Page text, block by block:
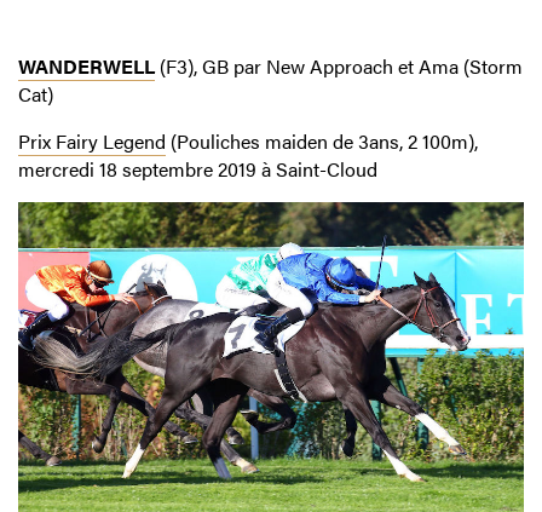
WANDERWELL(F3), GB par New Approach et Ama (Storm
Cat)
Prix Fairy Legend (Pouliches maiden de 3ans, 2 100m),
mercredi 18 septembre 2019 à Saint-Cloud